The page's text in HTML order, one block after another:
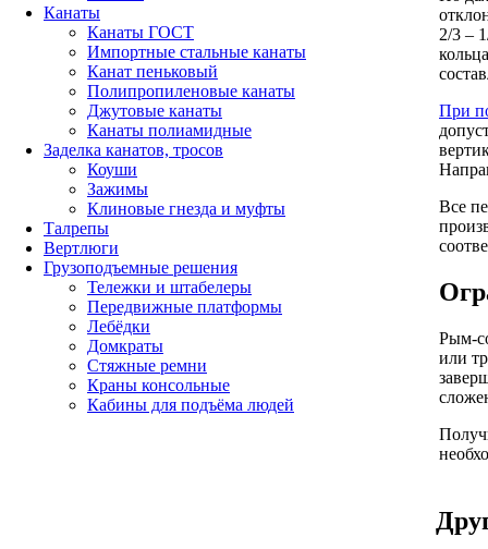
Канаты
Канаты ГОСТ
Импортные стальные канаты
Канат пеньковый
Полипропиленовые канаты
Джутовые канаты
Канаты полиамидные
Заделка канатов, тросов
Коуши
Зажимы
Клиновые гнезда и муфты
Талрепы
Вертлюги
Грузоподъемные решения
Тележки и штабелеры
Передвижные платформы
Лебёдки
Домкраты
Стяжные ремни
Краны консольные
Кабины для подъёма людей
2/3 –
При
Все
Рым-
или